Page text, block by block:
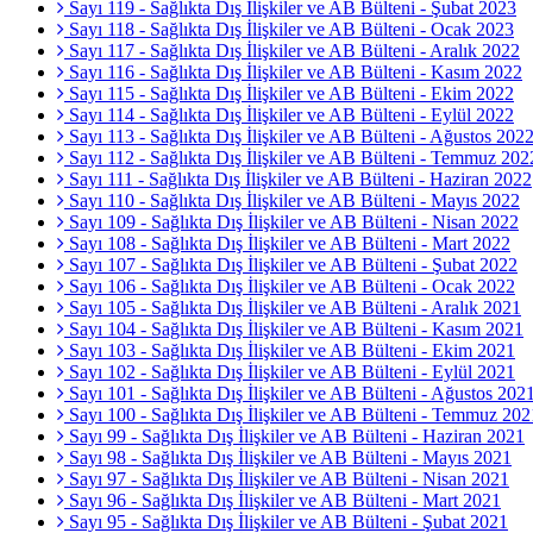
Sayı 119 - Sağlıkta Dış İlişkiler ve AB Bülteni - Şubat 2023
Sayı 118 - Sağlıkta Dış İlişkiler ve AB Bülteni - Ocak 2023
Sayı 117 - Sağlıkta Dış İlişkiler ve AB Bülteni - Aralık 2022
Sayı 116 - Sağlıkta Dış İlişkiler ve AB Bülteni - Kasım 2022
Sayı 115 - Sağlıkta Dış İlişkiler ve AB Bülteni - Ekim 2022
Sayı 114 - Sağlıkta Dış İlişkiler ve AB Bülteni - Eylül 2022
Sayı 113 - Sağlıkta Dış İlişkiler ve AB Bülteni - Ağustos 2022
Sayı 112 - Sağlıkta Dış İlişkiler ve AB Bülteni - Temmuz
Sayı 111 - Sağlıkta Dış İlişkiler ve AB Bülteni - Haziran 2022
Sayı 110 - Sağlıkta Dış İlişkiler ve AB Bülteni - Mayıs 2022
Sayı 109 - Sağlıkta Dış İlişkiler ve AB Bülteni - Nisan 2022
Sayı 108 - Sağlıkta Dış İlişkiler ve AB Bülteni - Mart 2022
Sayı 107 - Sağlıkta Dış İlişkiler ve AB Bülteni - Şubat 2022
Sayı 106 - Sağlıkta Dış İlişkiler ve AB Bülteni - Ocak 2022
Sayı 105 - Sağlıkta Dış İlişkiler ve AB Bülteni - Aralık 2021
Sayı 104 - Sağlıkta Dış İlişkiler ve AB Bülteni - Kasım 2021
Sayı 103 - Sağlıkta Dış İlişkiler ve AB Bülteni - Ekim 2021
Sayı 102 - Sağlıkta Dış İlişkiler ve AB Bülteni - Eylül 2021
Sayı 101 - Sağlıkta Dış İlişkiler ve AB Bülteni - Ağustos 2021
Sayı 100 - Sağlıkta Dış İlişkiler ve AB Bülteni - Temmuz
Sayı 99 - Sağlıkta Dış İlişkiler ve AB Bülteni - Haziran 2021
Sayı 98 - Sağlıkta Dış İlişkiler ve AB Bülteni - Mayıs 2021
Sayı 97 - Sağlıkta Dış İlişkiler ve AB Bülteni - Nisan 2021
Sayı 96 - Sağlıkta Dış İlişkiler ve AB Bülteni - Mart 2021
Sayı 95 - Sağlıkta Dış İlişkiler ve AB Bülteni - Şubat 2021